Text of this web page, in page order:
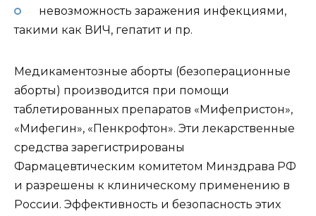
невозможность заражения инфекциями,
такими как ВИЧ, гепатит и пр.
Медикаментозные аборты (безоперационные
аборты) производится при помощи
таблетированных препаратов «Мифепристон»,
«Мифегин», «Пенкрофтон». Эти лекарственные
средства зарегистрированы
Фармацевтическим комитетом Минздрава РФ
и разрешены к клиническому применению в
России. Эффективность и безопасность этих